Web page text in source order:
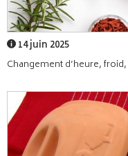
14 juin 2025
Changement d’heure,